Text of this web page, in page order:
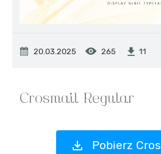
20.03.2025 265 11
Pobierz